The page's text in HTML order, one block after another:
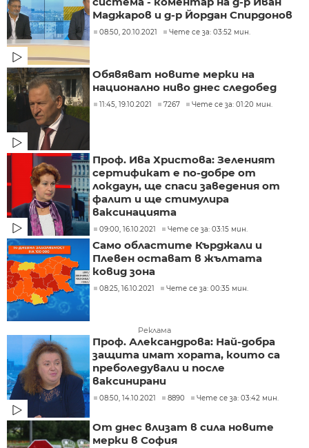
Маджаров и д-р Йордан Спирдонов
08:50, 20.10.2021 Чете се за: 03:52 мин.
Обявяват новите мерки на
национално ниво днес следобед
11:45, 19.10.2021 7267 Чете се за: 01:20 мин.
Проф. Ива Христова: Зеленият
сертификат е по-добре от
локдаун, ще спаси заведения от
фалит и ще стимулира
ваксинацията
09:00, 16.10.2021 Чете се за: 03:15 мин.
Само областите Кърджали и
Плевен остават в жълтата
ковид зона
08:25, 16.10.2021 Чете се за: 00:35 мин.
Реклама
Проф. Александрова: Най-добра
защита имат хората, които са
преболедували и после
ваксинирани
08:50, 14.10.2021 8890 Чете се за: 03:42 мин.
От днес влизат в сила новите
мерки в София